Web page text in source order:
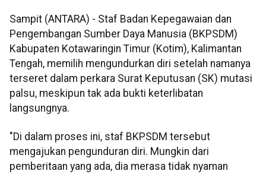
Sampit (ANTARA) - Staf Badan Kepegawaian dan
Pengembangan Sumber Daya Manusia (BKPSDM)
Kabupaten Kotawaringin Timur (Kotim), Kalimantan
Tengah, memilih mengundurkan diri setelah namanya
terseret dalam perkara Surat Keputusan (SK) mutasi
palsu, meskipun tak ada bukti keterlibatan
langsungnya.
"Di dalam proses ini, staf BKPSDM tersebut
mengajukan pengunduran diri. Mungkin dari
pemberitaan yang ada, dia merasa tidak nyaman